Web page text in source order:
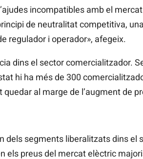
incompatibles amb el
de neutralitat competitiva,
regulador i operador», afegeix.
dins el sector comercialitzador.
hi ha més de 300
al marge de l’augment de
dels segments liberalitzats dins el
els preus del mercat elèctric